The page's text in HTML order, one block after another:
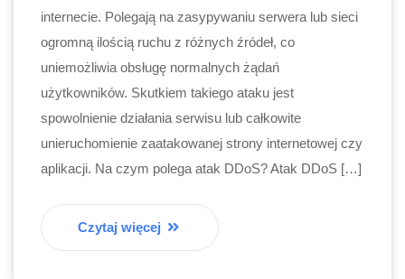
internecie. Polegają na zasypywaniu serwera lub sieci
ogromną ilością ruchu z różnych źródeł, co
uniemożliwia obsługę normalnych żądań
użytkowników. Skutkiem takiego ataku jest
spowolnienie działania serwisu lub całkowite
unieruchomienie zaatakowanej strony internetowej czy
aplikacji. Na czym polega atak DDoS? Atak DDoS […]
Czytaj więcej